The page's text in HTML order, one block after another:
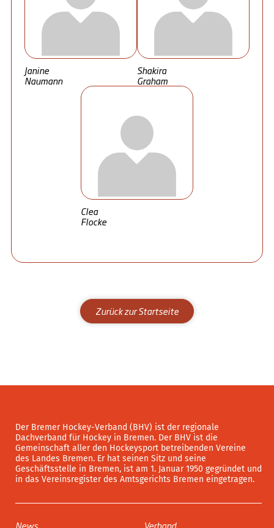
Janine
Naumann
Shakira
Graham
Clea
Flocke
Zurück zur Startseite
Der Bremer Hockey-Verband (BHV) ist der regionale
Dachverband für Hockey in Bremen. Der BHV ist die
Gemeinschaft aller den Hockeysport betreibenden Vereine
des Landes Bremen. Er hat seinen Sitz und seine
Geschäftsstelle in Bremen, ist am 1. Januar 1950 gegründet und
in das Vereinsregister des Amtsgerichts Bremen eingetragen.
News
Verband